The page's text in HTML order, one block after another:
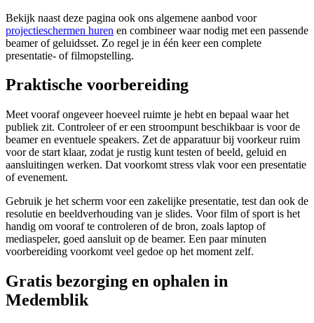
Bekijk naast deze pagina ook ons algemene aanbod voor
projectieschermen huren en combineer waar nodig met een passende
beamer of geluidsset. Zo regel je in één keer een complete
presentatie- of filmopstelling.
Praktische voorbereiding
Meet vooraf ongeveer hoeveel ruimte je hebt en bepaal waar het
publiek zit. Controleer of er een stroompunt beschikbaar is voor de
beamer en eventuele speakers. Zet de apparatuur bij voorkeur ruim
voor de start klaar, zodat je rustig kunt testen of beeld, geluid en
aansluitingen werken. Dat voorkomt stress vlak voor een presentatie
of evenement.
Gebruik je het scherm voor een zakelijke presentatie, test dan ook de
resolutie en beeldverhouding van je slides. Voor film of sport is het
handig om vooraf te controleren of de bron, zoals laptop of
mediaspeler, goed aansluit op de beamer. Een paar minuten
voorbereiding voorkomt veel gedoe op het moment zelf.
Gratis bezorging en ophalen in
Medemblik